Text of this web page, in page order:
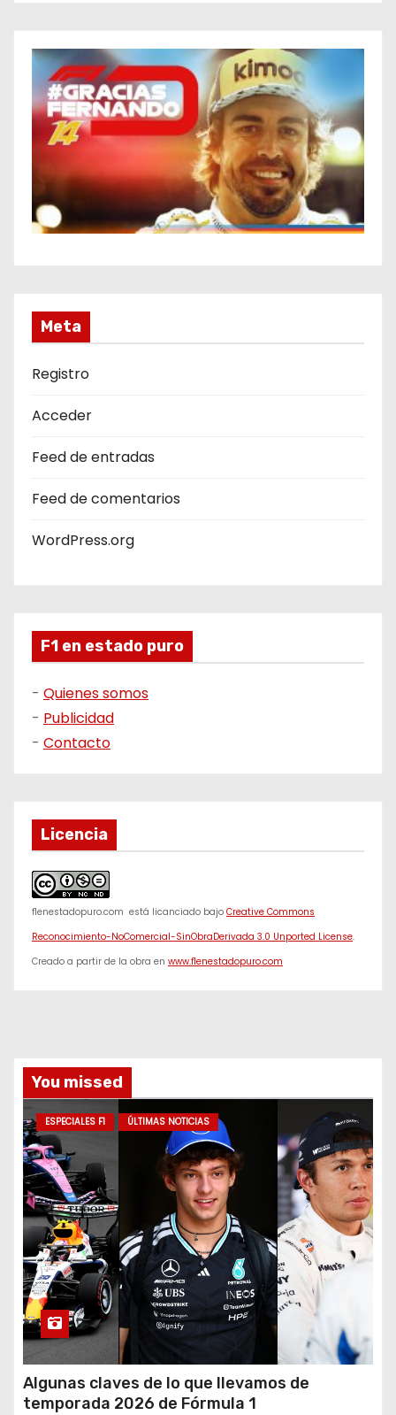
Meta
Registro
Acceder
Feed de entradas
Feed de comentarios
WordPress.org
F1 en estado puro
- Quienes somos
- Publicidad
- Contacto
Licencia
f1enestadopuro.com está licanciado bajo Creative Commons
Reconocimiento-NoComercial-SinObraDerivada 3.0 Unported License.
Creado a partir de la obra en www.f1enestadopuro.com
You missed
ESPECIALES F1 ÚLTIMAS NOTICIAS
Algunas claves de lo que llevamos de
temporada 2026 de Fórmula 1